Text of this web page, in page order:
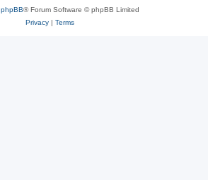
phpBB® Forum Software © phpBB Limited
Privacy| Terms